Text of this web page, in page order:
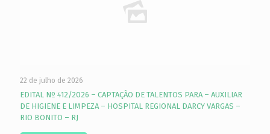
22 de julho de 2026
EDITAL Nº 412/2026 – CAPTAÇÃO DE TALENTOS PARA – AUXILIAR
DE HIGIENE E LIMPEZA – HOSPITAL REGIONAL DARCY VARGAS –
RIO BONITO – RJ